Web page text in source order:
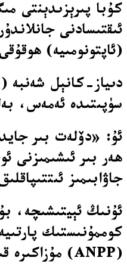
كۇبا پىرېزىدېنتى
ئىقتىسادنى
(ئاپتونومىيە)
سۈپىتىدە ئەمەس،
ئۇ: «دۆلەت بىر
ھەر بىر ئىشىمىزنى
جاۋابىمىز
ئۇنىڭ ئېيتىشىچە،
(ANPP) مۇزاكىرە قىلىنىدىكەن.